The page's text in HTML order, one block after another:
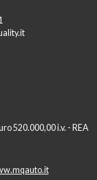
520.000,00 i.v. - REA